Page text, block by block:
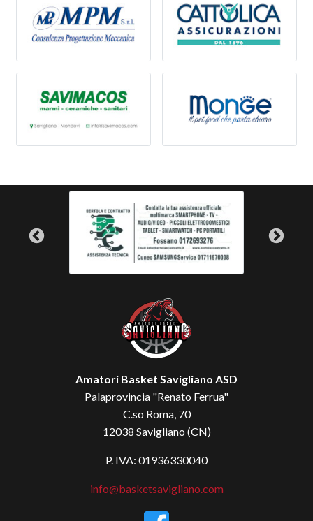
Amatori Basket Savigliano ASD
Palaprovincia "Renato Ferrua"
C.so Roma, 70
12038 Savigliano (CN)
P. IVA: 01936330040
info@basketsavigliano.com